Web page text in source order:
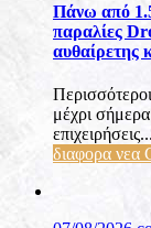
Πάνω από
παραλίες
αυθαίρετης
μέχρι
επιχειρήσεις...
διαφορα νεα